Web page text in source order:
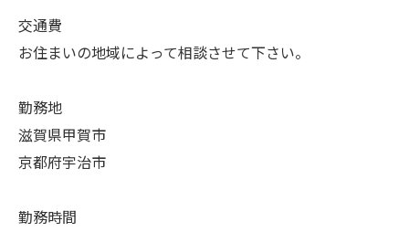
交通費
お住まいの地域によって相談させて下さい。
勤務地
滋賀県甲賀市
京都府宇治市
勤務時間